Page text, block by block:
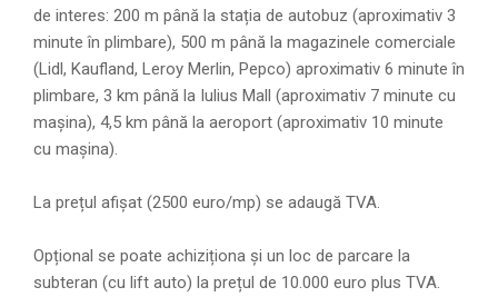
de interes: 200 m până la stația de autobuz (aproximativ 3
minute în plimbare), 500 m până la magazinele comerciale
(Lidl, Kaufland, Leroy Merlin, Pepco) aproximativ 6 minute în
plimbare, 3 km până la Iulius Mall (aproximativ 7 minute cu
mașina), 4,5 km până la aeroport (aproximativ 10 minute
cu mașina).
La prețul afișat (2500 euro/mp) se adaugă TVA.
Opțional se poate achiziționa și un loc de parcare la
subteran (cu lift auto) la prețul de 10.000 euro plus TVA.